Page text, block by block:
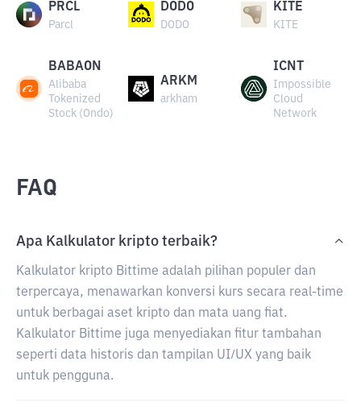
PRCL
Parcl
DODO
DODO
KITE
KITE
BABAON
Alibaba
Tokenized
Stock (Ondo)
ARKM
arkham
ICNT
Impossible
Cloud
Network
FAQ
Apa Kalkulator kripto terbaik?
Kalkulator kripto Bittime adalah pilihan populer dan
terpercaya, menawarkan konversi kurs secara real-time
untuk berbagai aset kripto dan mata uang fiat.
Kalkulator Bittime juga menyediakan fitur tambahan
seperti data historis dan tampilan UI/UX yang baik
untuk pengguna.